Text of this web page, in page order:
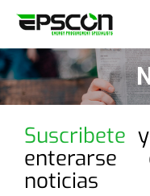
Suscribete
noticias